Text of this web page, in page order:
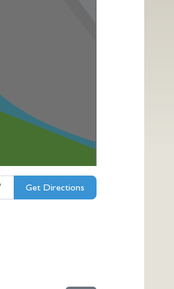
Get Directions